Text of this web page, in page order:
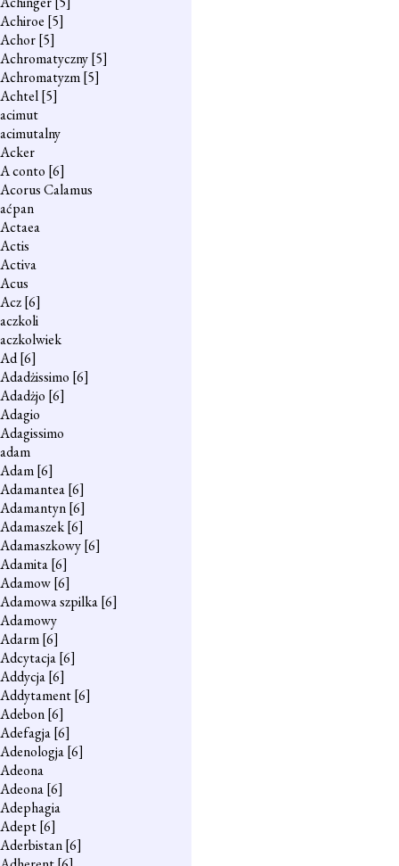
Achiroe [5]
Achor[5]
Achromatyczny[5]
Achromatyzm[5]
Achtel[5]
acimut
acimutalny
Acker
A conto [6]
Acorus Calamus
aćpan
Actaea
Actis
Activa
Acus
Acz[6]
aczkoli
aczkolwiek
Ad[6]
Adadżissimo [6]
Adadżjo [6]
Adagio
Adagissimo
adam
Adam[6]
Adamantea[6]
Adamantyn[6]
Adamaszek[6]
Adamaszkowy[6]
Adamita[6]
Adamow[6]
Adamowa szpilka[6]
Adamowy
Adarm[6]
Adcytacja[6]
Addycja[6]
Addytament[6]
Adebon[6]
Adefagja[6]
Adenologja[6]
Adeona
Adeona[6]
Adephagia
Adept[6]
Aderbistan[6]